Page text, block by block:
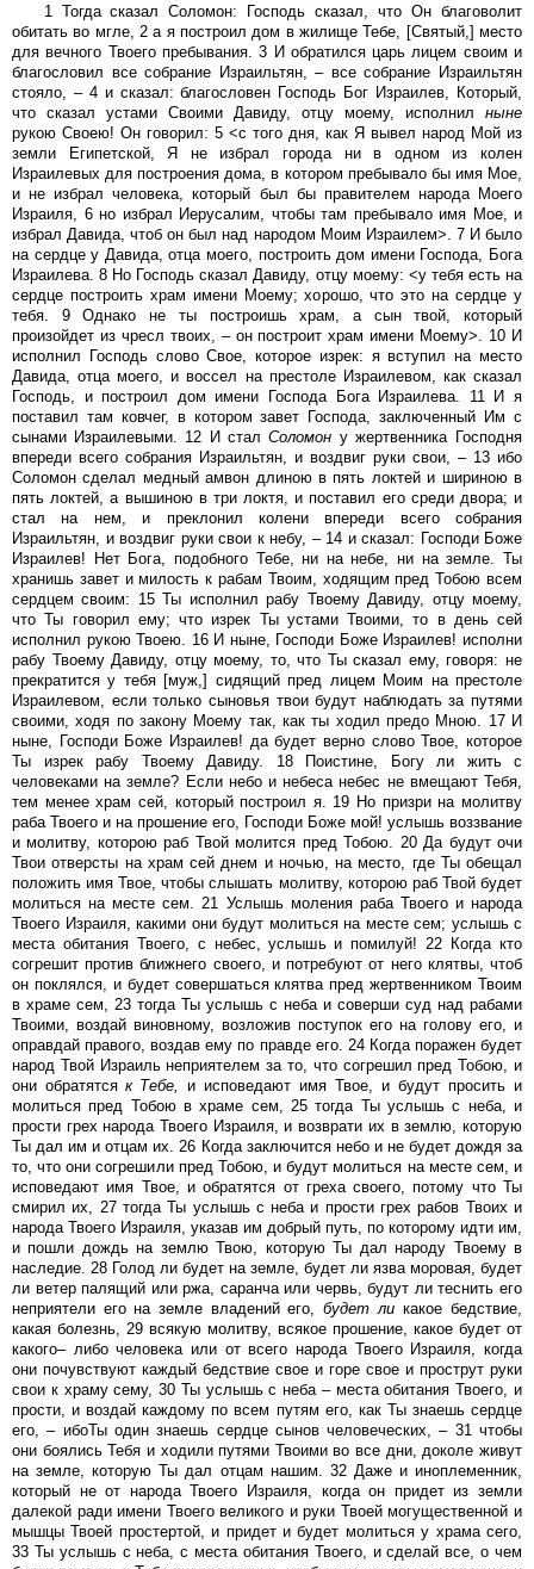
1 Тогда сказал Соломон: Господь сказал, что Он благоволит
обитать во мгле, 2 а я построил дом в жилище Тебе, [Святый,] место
для вечного Твоего пребывания. 3 И обратился царь лицем своим и
благословил все собрание Израильтян, – все собрание Израильтян
стояло, – 4 и сказал: благословен Господь Бог Израилев, Который,
что сказал устами Своими Давиду, отцу моему, исполнил ныне
рукою Своею! Он говорил: 5 <с того дня, как Я вывел народ Мой из
земли Египетской, Я не избрал города ни в одном из колен
Израилевых для построения дома, в котором пребывало бы имя Мое,
и не избрал человека, который был бы правителем народа Моего
Израиля, 6 но избрал Иерусалим, чтобы там пребывало имя Мое, и
избрал Давида, чтоб он был над народом Моим Израилем>. 7 И было
на сердце у Давида, отца моего, построить дом имени Господа, Бога
Израилева. 8 Но Господь сказал Давиду, отцу моему: <у тебя есть на
сердце построить храм имени Моему; хорошо, что это на сердце у
тебя. 9 Однако не ты построишь храм, а сын твой, который
произойдет из чресл твоих, – он построит храм имени Моему>. 10 И
исполнил Господь слово Свое, которое изрек: я вступил на место
Давида, отца моего, и воссел на престоле Израилевом, как сказал
Господь, и построил дом имени Господа Бога Израилева. 11 И я
поставил там ковчег, в котором завет Господа, заключенный Им с
сынами Израилевыми. 12 И стал Соломон у жертвенника Господня
впереди всего собрания Израильтян, и воздвиг руки свои, – 13 ибо
Соломон сделал медный амвон длиною в пять локтей и шириною в
пять локтей, а вышиною в три локтя, и поставил его среди двора; и
стал на нем, и преклонил колени впереди всего собрания
Израильтян, и воздвиг руки свои к небу, – 14 и сказал: Господи Боже
Израилев! Нет Бога, подобного Тебе, ни на небе, ни на земле. Ты
хранишь завет и милость к рабам Твоим, ходящим пред Тобою всем
сердцем своим: 15 Ты исполнил рабу Твоему Давиду, отцу моему,
что Ты говорил ему; что изрек Ты устами Твоими, то в день сей
исполнил рукою Твоею. 16 И ныне, Господи Боже Израилев! исполни
рабу Твоему Давиду, отцу моему, то, что Ты сказал ему, говоря: не
прекратится у тебя [муж,] сидящий пред лицем Моим на престоле
Израилевом, если только сыновья твои будут наблюдать за путями
своими, ходя по закону Моему так, как ты ходил предо Мною. 17 И
ныне, Господи Боже Израилев! да будет верно слово Твое, которое
Ты изрек рабу Твоему Давиду. 18 Поистине, Богу ли жить с
человеками на земле? Если небо и небеса небес не вмещают Тебя,
тем менее храм сей, который построил я. 19 Но призри на молитву
раба Твоего и на прошение его, Господи Боже мой! услышь воззвание
и молитву, которою раб Твой молится пред Тобою. 20 Да будут очи
Твои отверсты на храм сей днем и ночью, на место, где Ты обещал
положить имя Твое, чтобы слышать молитву, которою раб Твой будет
молиться на месте сем. 21 Услышь моления раба Твоего и народа
Твоего Израиля, какими они будут молиться на месте сем; услышь с
места обитания Твоего, с небес, услышь и помилуй! 22 Когда кто
согрешит против ближнего своего, и потребуют от него клятвы, чтоб
он поклялся, и будет совершаться клятва пред жертвенником Твоим
в храме сем, 23 тогда Ты услышь с неба и соверши суд над рабами
Твоими, воздай виновному, возложив поступок его на голову его, и
оправдай правого, воздав ему по правде его. 24 Когда поражен будет
народ Твой Израиль неприятелем за то, что согрешил пред Тобою, и
они обратятся к Тебе,
и исповедают имя Твое, и будут просить и
молиться пред Тобою в храме сем, 25 тогда Ты услышь с неба, и
прости грех народа Твоего Израиля, и возврати их в землю, которую
Ты дал им и отцам их. 26 Когда заключится небо и не будет дождя за
то, что они согрешили пред Тобою, и будут молиться на месте сем, и
исповедают имя Твое, и обратятся от греха своего, потому что Ты
смирил их, 27 тогда Ты услышь с неба и прости грех рабов Твоих и
народа Твоего Израиля, указав им добрый путь, по которому идти им,
и пошли дождь на землю Твою, которую Ты дал народу Твоему в
наследие. 28 Голод ли будет на земле, будет ли язва моровая, будет
ли ветер палящий или ржа, саранча или червь, будут ли теснить его
неприятели его на земле владений его, будет ли какое бедствие,
какая болезнь, 29 всякую молитву, всякое прошение, какое будет от
какого– либо человека или от всего народа Твоего Израиля, когда
они почувствуют каждый бедствие свое и горе свое и прострут руки
свои к храму сему, 30 Ты услышь с неба – места обитания Твоего, и
прости, и воздай каждому по всем путям его, как Ты знаешь сердце
его, – ибоТы один знаешь сердце сынов человеческих, – 31 чтобы
они боялись Тебя и ходили путями Твоими во все дни, доколе живут
на земле, которую Ты дал отцам нашим. 32 Даже и иноплеменник,
который не от народа Твоего Израиля, когда он придет из земли
далекой ради имени Твоего великого и руки Твоей могущественной и
мышцы Твоей простертой, и придет и будет молиться у храма сего,
33 Ты услышь с неба, с места обитания Твоего, и сделай все, о чем